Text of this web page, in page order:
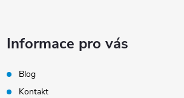
Informace pro vás
Blog
Kontakt